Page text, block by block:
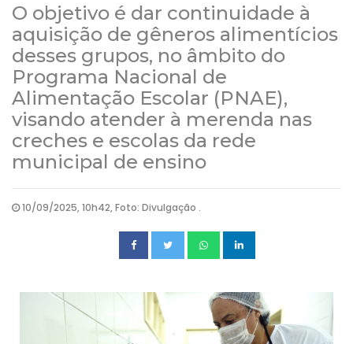
O objetivo é dar continuidade à
aquisição de gêneros alimentícios
desses grupos, no âmbito do
Programa Nacional de
Alimentação Escolar (PNAE),
visando atender à merenda nas
creches e escolas da rede
municipal de ensino
10/09/2025, 10h42, Foto: Divulgação .